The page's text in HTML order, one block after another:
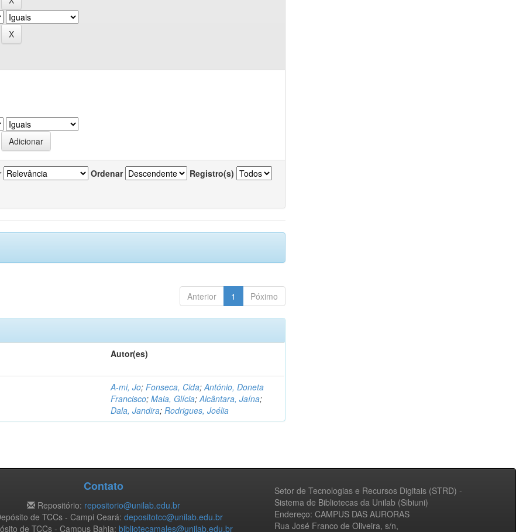
Ordenar Registro(s)
Anterior 1 Póximo
Autor(es)
A-mi, Jo;Fonseca, Cida;António, Doneta
Francisco;Maia, Glícia;Alcântara, Jaína;
Dala, Jandira;Rodrigues, Joélia
Setor de Tecnologias e Recursos Digitais (STRD) -
Sistema de Bibliotecas da Unilab (Sibiuni)
Endereço: CAMPUS DAS AURORAS
Rua José Franco de Oliveira, s/n,
Contato
Repositório: repositorio@unilab.edu.br
de TCCs - Campi Ceará: depositotcc@unilab.edu.br
de TCCs - Campus Bahia: bibliotecamales@unilab.edu.br